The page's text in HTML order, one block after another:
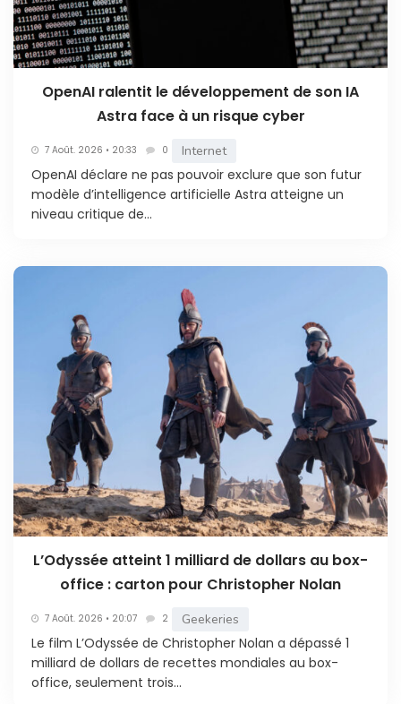
OpenAI ralentit le développement de son IA
Astra face à un risque cyber
7 Août. 2026 • 20:33 0 Internet
OpenAI déclare ne pas pouvoir exclure que son futur
modèle d’intelligence artificielle Astra atteigne un
niveau critique de...
L’Odyssée atteint 1 milliard de dollars au box-
office : carton pour Christopher Nolan
7 Août. 2026 • 20:07 2 Geekeries
Le film L’Odyssée de Christopher Nolan a dépassé 1
milliard de dollars de recettes mondiales au box-
office, seulement trois...